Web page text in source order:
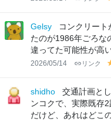
Gelsy
コンクリー
たのが1986年ごろな
違ってた可能性が高
2026/05/14 リンク
shidho
交通計画と
ンコクで、実際既存
だけど、あれはどこ